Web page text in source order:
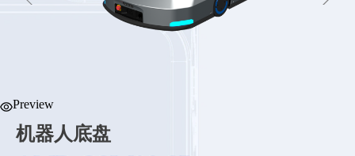
Preview
机器人底盘